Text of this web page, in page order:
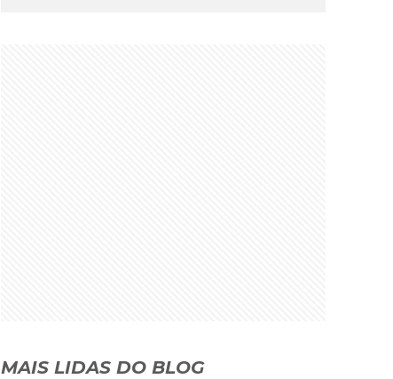
MAIS LIDAS DO BLOG